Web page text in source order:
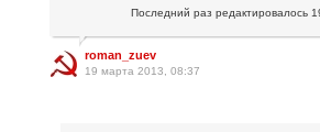
Последний раз редактировалось
roman_zuev
19 марта 2013, 08:37